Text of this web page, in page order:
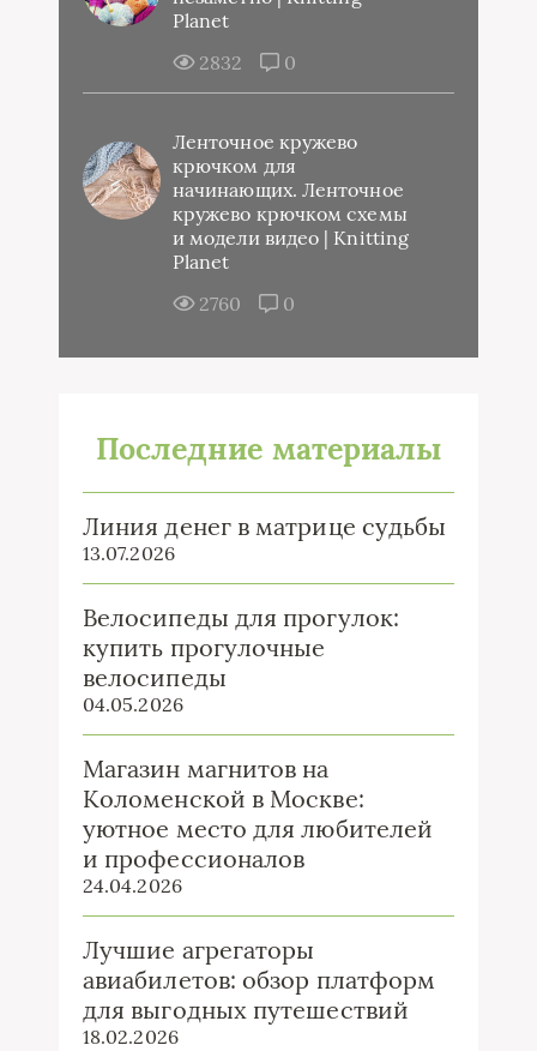
Planet
2832
0
Ленточное кружево
крючком для
начинающих. Ленточное
кружево крючком схемы
и модели видео | Knitting
Planet
2760
0
Последние материалы
Линия денег в матрице судьбы
13.07.2026
Велосипеды для прогулок:
купить прогулочные
велосипеды
04.05.2026
Магазин магнитов на
Коломенской в Москве:
уютное место для любителей
и профессионалов
24.04.2026
Лучшие агрегаторы
авиабилетов: обзор платформ
для выгодных путешествий
18.02.2026